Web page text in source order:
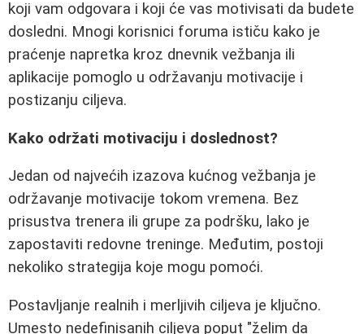
koji vam odgovara i koji će vas motivisati da budete
dosledni. Mnogi korisnici foruma ističu kako je
praćenje napretka kroz dnevnik vežbanja ili
aplikacije pomoglo u održavanju motivacije i
postizanju ciljeva.
Kako održati motivaciju i doslednost?
Jedan od najvećih izazova kućnog vežbanja je
održavanje motivacije tokom vremena. Bez
prisustva trenera ili grupe za podršku, lako je
zapostaviti redovne treninge. Međutim, postoji
nekoliko strategija koje mogu pomoći.
Postavljanje realnih i merljivih ciljeva je ključno.
Umesto nedefinisanih ciljeva poput "želim da